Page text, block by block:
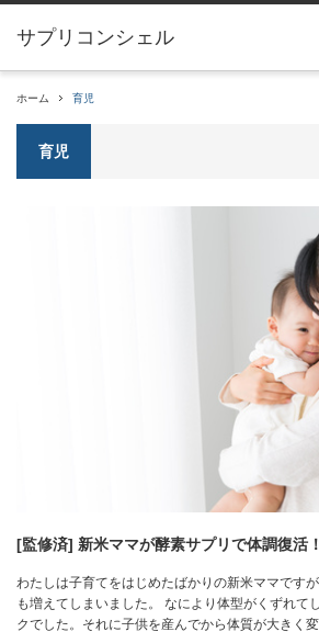
サプリコンシェル
ホーム 育児
育児
[監修済] 新米ママが酵素サプリで体調復活！
わたしは子育てをはじめたばかりの新米ママです
も増えてしまいました。 なにより体型がくずれて
クでした。それに子供を産んでから体質が大きく